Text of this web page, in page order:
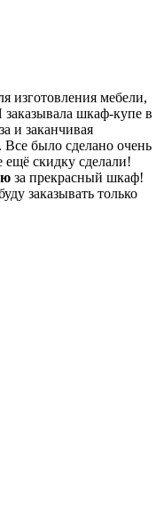
изготовления мебели,
шкаф-купе в
и заканчивая
было сделано очень
скидку сделали!
за прекрасный шкаф!
заказывать только